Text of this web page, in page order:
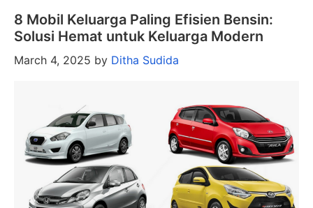
8 Mobil Keluarga Paling Efisien Bensin:
Solusi Hemat untuk Keluarga Modern
March 4, 2025 by Ditha Sudida